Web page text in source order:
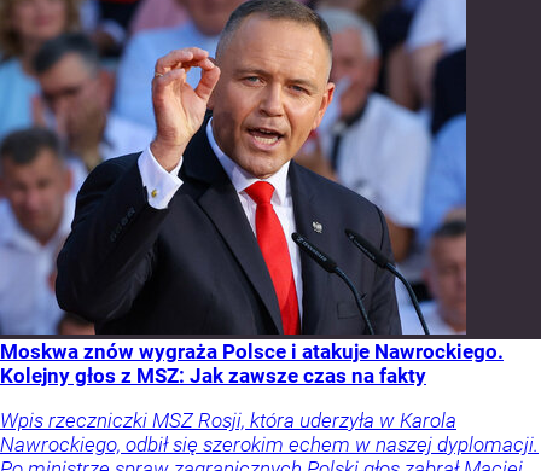
Moskwa znów wygraża Polsce i atakuje Nawrockiego.
Kolejny głos z MSZ: Jak zawsze czas na fakty
Wpis rzeczniczki MSZ Rosji, która uderzyła w Karola
Nawrockiego, odbił się szerokim echem w naszej dyplomacji.